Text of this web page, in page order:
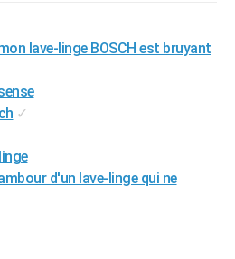
lave-linge BOSCH est bruyant
✓
d'un lave-linge qui ne